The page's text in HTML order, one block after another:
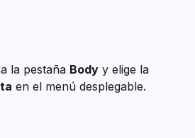
la pestaña Body y elige la
en el menú desplegable.